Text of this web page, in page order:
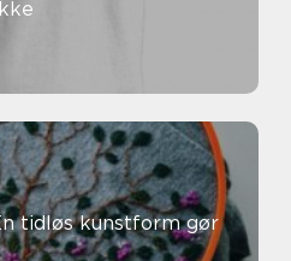
tidløs kunstform gør